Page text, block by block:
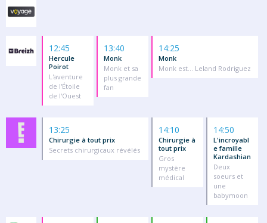
12:45
Hercule
Poirot
L'aventure
de l'Étoile
de l'Ouest
13:40
Monk
Monk et sa
plus grande
fan
14:25
Monk
Monk est... Leland Rodriguez
13:25
Chirurgie à tout prix
Secrets chirurgicaux révélés
14:10
Chirurgie à
tout prix
Gros
mystère
médical
14:50
L'incroyabl
e famille
Kardashian
Deux
soeurs et
une
babymoon